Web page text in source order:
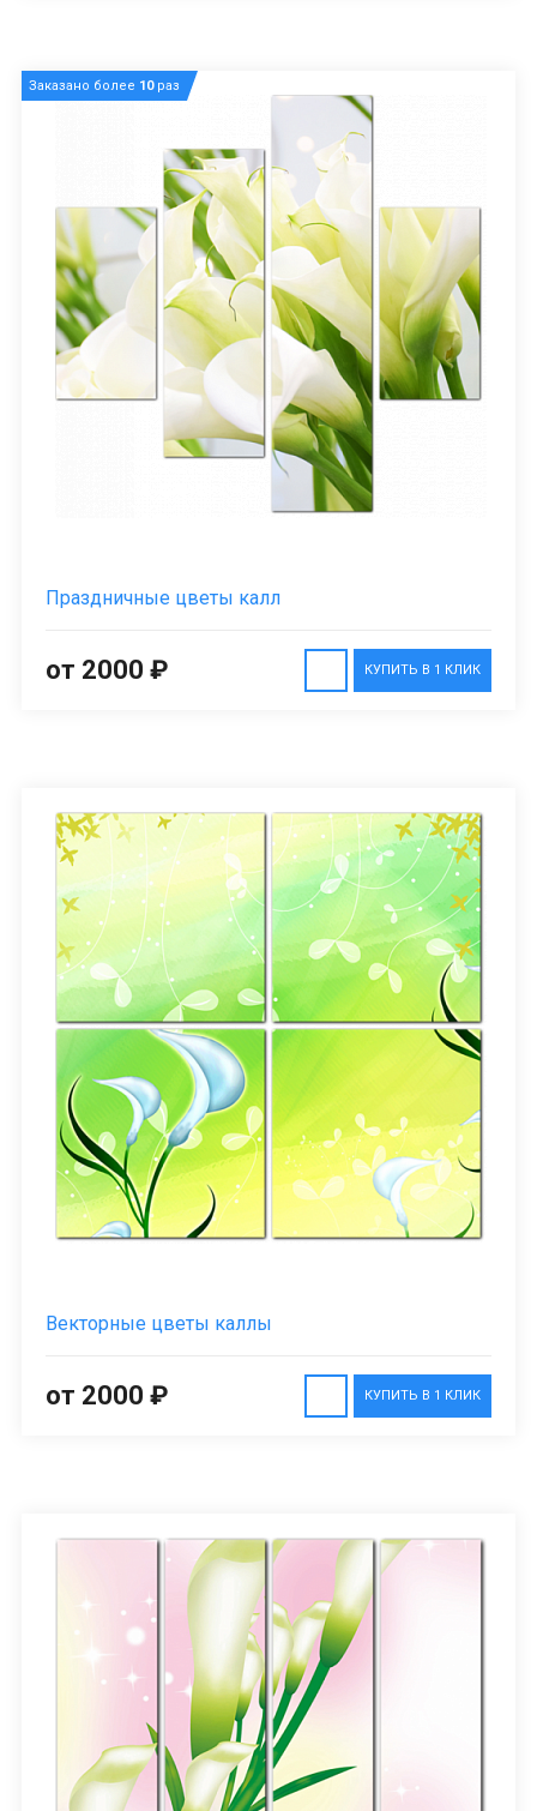
Заказано более 10раз
Праздничные цветы калл
КУПИТЬ В 1 КЛИК
от 2000 ₽
Векторные цветы каллы
КУПИТЬ В 1 КЛИК
от 2000 ₽